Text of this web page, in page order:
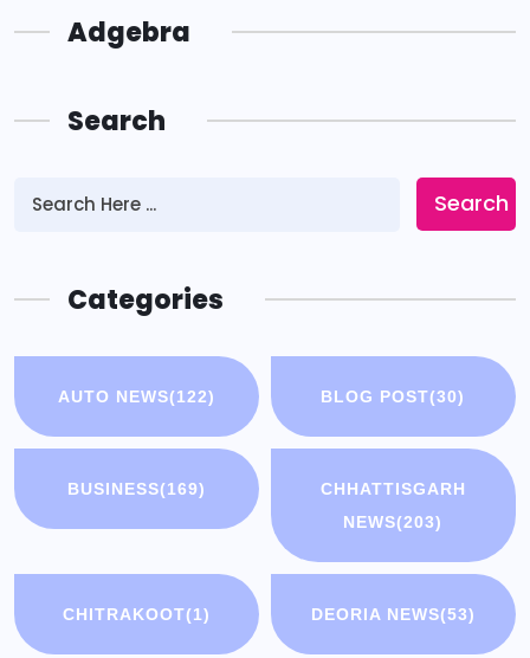
Adgebra
Search
Search
Categories
AUTO NEWS(122) BLOG POST(30)
BUSINESS(169)
CHHATTISGARH
NEWS(203)
CHITRAKOOT(1) DEORIA NEWS(53)